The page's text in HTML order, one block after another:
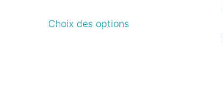
Choix des options